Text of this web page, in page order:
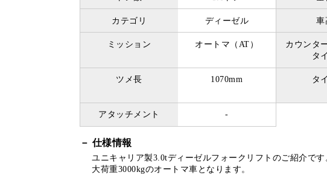
カテゴリ ディーゼル 車
ミッション オートマ（AT）
カウンタ
タ
ツメ長 1070mm タ
アタッチメント -
仕様情報
ユニキャリア製3.0tディーゼルフォークリフトのご紹介で
大荷重3000kgのオートマ車となります。